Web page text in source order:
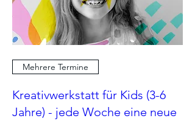
Mehrere Termine
Kreativwerkstatt für Kids (3-6
Jahre) - jede Woche eine neue